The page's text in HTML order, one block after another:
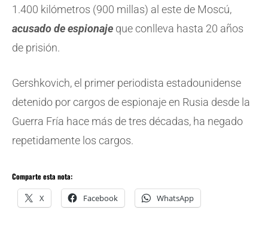
1.400 kilómetros (900 millas) al este de Moscú,
acusado de espionaje que conlleva hasta 20 años
de prisión.
Gershkovich, el primer periodista estadounidense
detenido por cargos de espionaje en Rusia desde la
Guerra Fría hace más de tres décadas, ha negado
repetidamente los cargos.
Comparte esta nota:
X Facebook WhatsApp